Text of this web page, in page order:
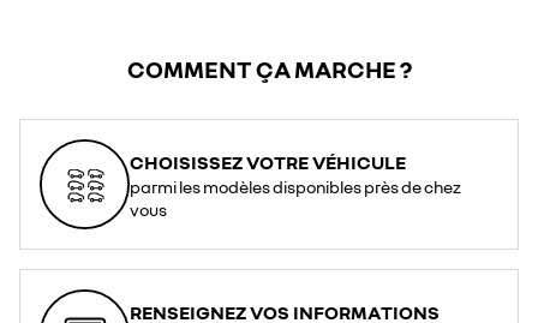
COMMENT ÇA MARCHE ?
CHOISISSEZ VOTRE VÉHICULE
parmi les modèles disponibles près de chez
vous
RENSEIGNEZ VOS INFORMATIONS